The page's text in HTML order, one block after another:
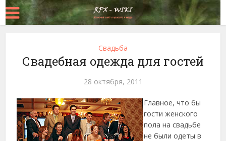
Свадьба
Свадебная одежда для гостей
28 октября, 2011
Главное, что бы
гости женского
пола на свадьбе
не были одеты в